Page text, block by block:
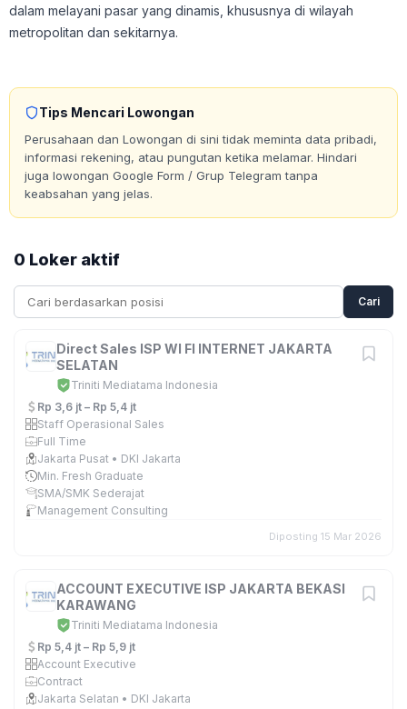
dalam melayani pasar yang dinamis, khususnya di wilayah
metropolitan dan sekitarnya.
Tips Mencari Lowongan
Perusahaan dan Lowongan di sini tidak meminta data pribadi,
informasi rekening, atau pungutan ketika melamar. Hindari
juga lowongan Google Form / Grup Telegram tanpa
keabsahan yang jelas.
0 Loker aktif
Cari
Direct Sales ISP WI FI INTERNET JAKARTA
SELATAN
Triniti Mediatama Indonesia
Rp 3,6 jt – Rp 5,4 jt
Staff Operasional Sales
Full Time
Jakarta Pusat • DKI Jakarta
Min. Fresh Graduate
SMA/SMK Sederajat
Management Consulting
Diposting 15 Mar 2026
ACCOUNT EXECUTIVE ISP JAKARTA BEKASI
KARAWANG
Triniti Mediatama Indonesia
Rp 5,4 jt – Rp 5,9 jt
Account Executive
Contract
Jakarta Selatan • DKI Jakarta